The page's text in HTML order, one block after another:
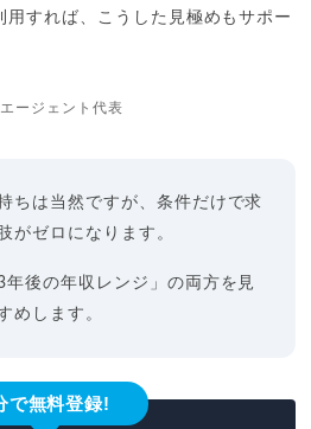
すれば、こうした見極めもサポー
ージェント代表
ちは当然ですが、条件だけで求
がゼロになります。
年後の年収レンジ」の両方を見
めします。
で無料登録!